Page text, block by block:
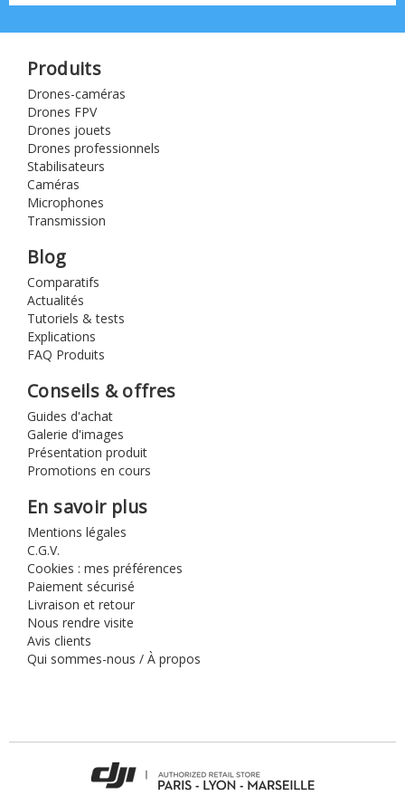
Produits
Drones-caméras
Drones FPV
Drones jouets
Drones professionnels
Stabilisateurs
Caméras
Microphones
Transmission
Blog
Comparatifs
Actualités
Tutoriels & tests
Explications
FAQ Produits
Conseils & offres
Guides d'achat
Galerie d'images
Présentation produit
Promotions en cours
En savoir plus
Mentions légales
C.G.V.
Cookies : mes préférences
Paiement sécurisé
Livraison et retour
Nous rendre visite
Avis clients
Qui sommes-nous / À propos